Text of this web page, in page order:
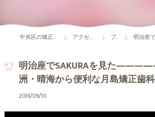
中央区の矯正歯科は月島矯正歯科 アクセス・診療時間 ブログ 明治座で
明治座でSAKURAを見た
洲・晴海から便利な月島矯正歯科
2016/09/10